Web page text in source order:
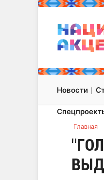
Новости
Главная